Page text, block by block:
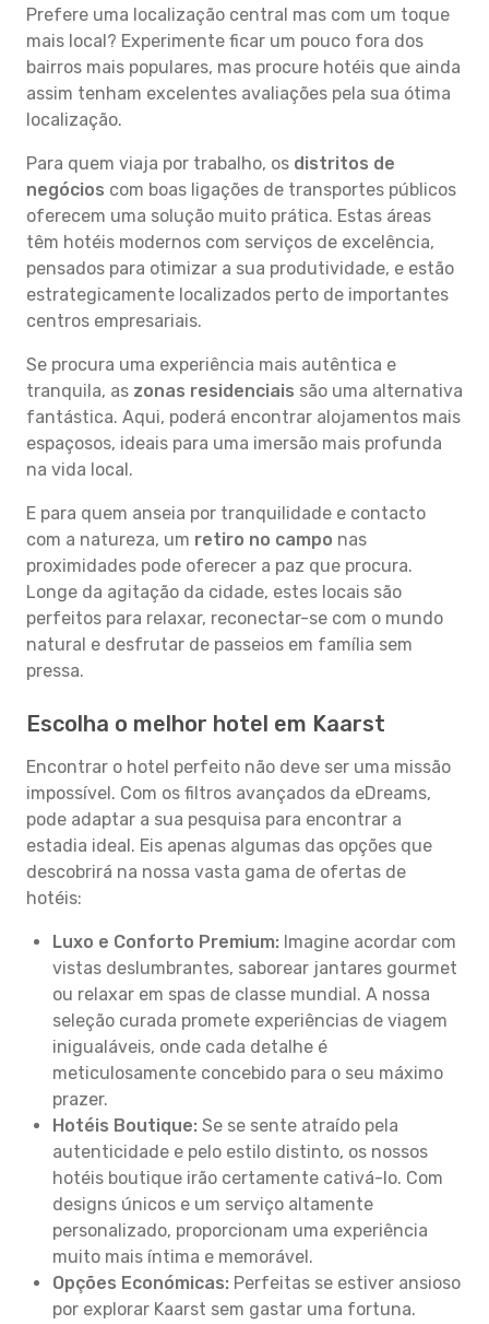
Prefere uma localização central mas com um toque
mais local? Experimente ficar um pouco fora dos
bairros mais populares, mas procure hotéis que ainda
assim tenham excelentes avaliações pela sua ótima
localização.
Para quem viaja por trabalho, os distritos de
negócios com boas ligações de transportes públicos
oferecem uma solução muito prática. Estas áreas
têm hotéis modernos com serviços de excelência,
pensados para otimizar a sua produtividade, e estão
estrategicamente localizados perto de importantes
centros empresariais.
Se procura uma experiência mais autêntica e
tranquila, as zonas residenciais são uma alternativa
fantástica. Aqui, poderá encontrar alojamentos mais
espaçosos, ideais para uma imersão mais profunda
na vida local.
E para quem anseia por tranquilidade e contacto
com a natureza, um retiro no campo nas
proximidades pode oferecer a paz que procura.
Longe da agitação da cidade, estes locais são
perfeitos para relaxar, reconectar-se com o mundo
natural e desfrutar de passeios em família sem
pressa.
Escolha o melhor hotel em Kaarst
Encontrar o hotel perfeito não deve ser uma missão
impossível. Com os filtros avançados da eDreams,
pode adaptar a sua pesquisa para encontrar a
estadia ideal. Eis apenas algumas das opções que
descobrirá na nossa vasta gama de ofertas de
hotéis:
Luxo e Conforto Premium: Imagine acordar com
vistas deslumbrantes, saborear jantares gourmet
ou relaxar em spas de classe mundial. A nossa
seleção curada promete experiências de viagem
inigualáveis, onde cada detalhe é
meticulosamente concebido para o seu máximo
prazer.
Hotéis Boutique: Se se sente atraído pela
autenticidade e pelo estilo distinto, os nossos
hotéis boutique irão certamente cativá-lo. Com
designs únicos e um serviço altamente
personalizado, proporcionam uma experiência
muito mais íntima e memorável.
Opções Económicas: Perfeitas se estiver ansioso
por explorar Kaarst sem gastar uma fortuna.